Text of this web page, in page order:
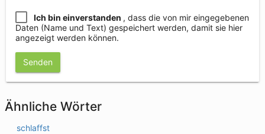
Ich bin einverstanden , dass die von mir eingegebenen
Daten (Name und Text) gespeichert werden, damit sie hier
angezeigt werden können.
Senden
Ähnliche Wörter
schlaffst